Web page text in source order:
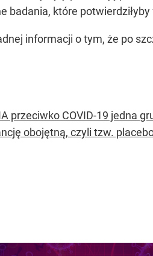
które potwierdziłyby
informacji o tym, że po
przeciwko COVID-19 jedna
obojętną, czyli tzw.